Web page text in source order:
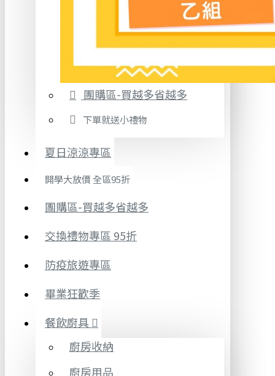
團購區-買越多省越多
下單就送小禮物
夏日涼涼專區
開學大放價 全區95折
團購區-買越多省越多
交換禮物專區 95折
防疫旅遊專區
畢業狂歡季
餐飲廚具
廚房收納
廚房用品